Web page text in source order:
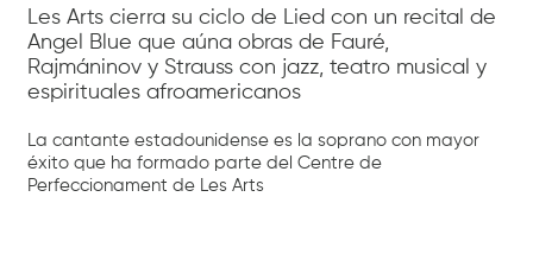
Les Arts cierra su ciclo de Lied con un recital de
Angel Blue que aúna obras de Fauré,
Rajmáninov y Strauss con jazz, teatro musical y
espirituales afroamericanos
La cantante estadounidense es la soprano con mayor
éxito que ha formado parte del Centre de
Perfeccionament de Les Arts